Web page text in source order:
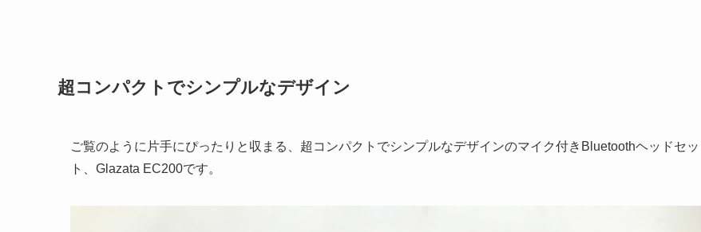
超コンパクト でシンプルなデザイン
ご覧のように片手にぴったりと収まる、超コンパクトでシンプルなデザインのマイク付きBluetoothヘッドセッ
ト、Glazata EC200です。